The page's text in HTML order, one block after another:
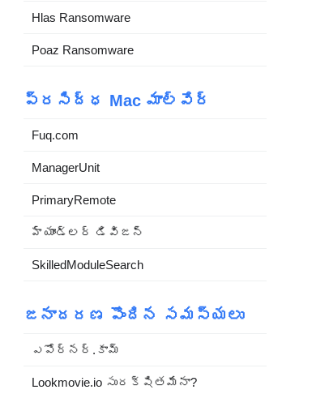
Hlas Ransomware
Poaz Ransomware
ప్రసిద్ధ Mac మాల్వేర్
Fuq.com
ManagerUnit
PrimaryRemote
హ్యాండ్లర్ డివిజన్
SkilledModuleSearch
జనాదరణ పొందిన సమస్యలు
ఎపోర్నర్.కామ్
Lookmovie.io సురక్షితమేనా?